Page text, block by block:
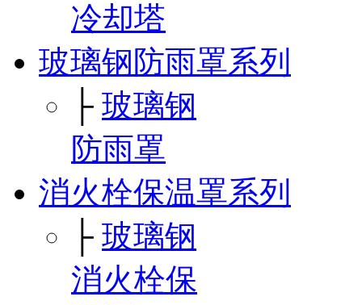
冷却塔
玻璃钢防雨罩系列
├ 玻璃钢
防雨罩
消火栓保温罩系列
├ 玻璃钢
消火栓保